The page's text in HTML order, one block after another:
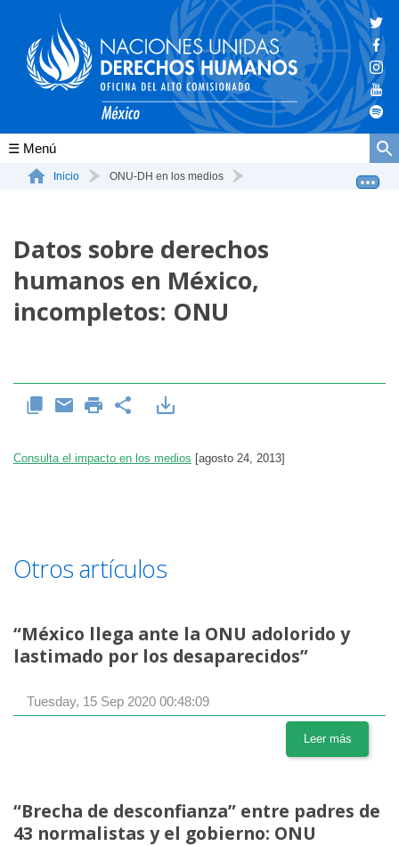
Conócenos
La ONU-DH en México
Vacantes ONU-DH México
ONU-DH en el tiempo
Inicio ONU-DH en los medios
Datos sobre derechos
humanos en México,
incompletos: ONU
Consulta el impacto en los medios [agosto 24, 2013]
Otros artículos
“México llega ante la ONU adolorido y
lastimado por los desaparecidos”
Tuesday, 15 Sep 2020 00:48:09
Leer más
“Brecha de desconfianza” entre padres de
43 normalistas y el gobierno: ONU